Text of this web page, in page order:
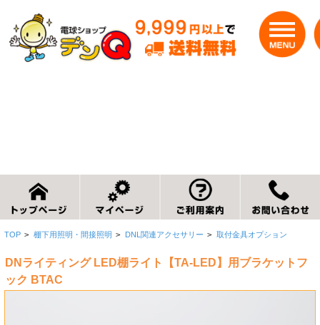
TOP > 棚下用照明・間接照明 > DNL関連アクセサリー > 取付金具オプション
DNライティング LED棚ライト【TA-LED】用ブラケットフ
ック BTAC